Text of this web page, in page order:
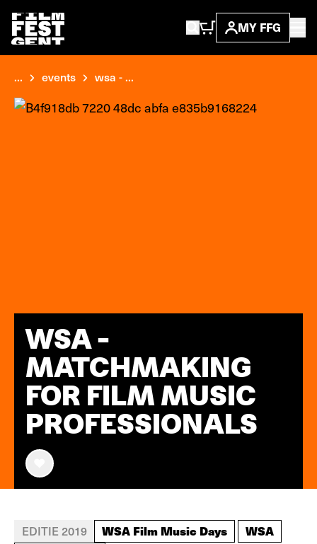
MY FFG
... events wsa - ...
WSA -
MATCHMAKING
FOR FILM MUSIC
PROFESSIONALS
EDITIE 2019 WSA Film Music Days
WSA